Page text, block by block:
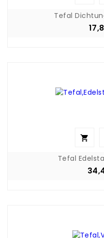
Tefal

Tefal